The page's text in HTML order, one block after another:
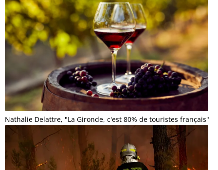
Nathalie Delattre, "La Gironde, c'est 80% de touristes français"